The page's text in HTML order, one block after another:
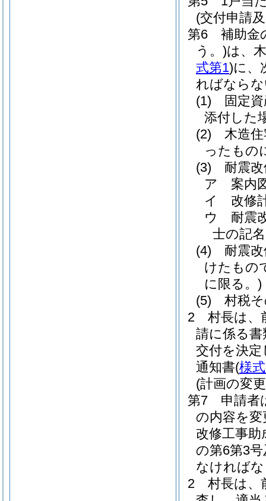
(交付申請
第6 補助金
う。)は、
式第1)に、
ればなら
(1) 固定資
添付した
(2) 木造住
ったもの
(3) 耐震改
ア 案内
イ 改修
ウ 耐震
士の記
(4) 耐震改
けたもの
に限る。)
(5) 村税そ
2 村長は、
請に係る
交付を決定
通知書(様
(計画の変
第7 申請者
の内容を
改修工事助
の第6第3
なければ
2 村長は、